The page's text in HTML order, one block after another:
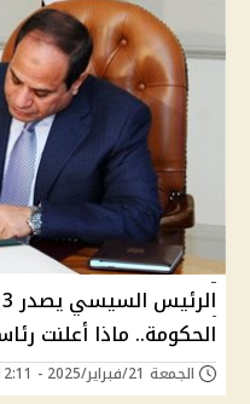
الحكومة.. ماذا أعلنت
الجمعة 21/فبراير/2025 - 12:11 م